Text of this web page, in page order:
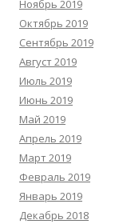
Ноябрь 2019
Октябрь 2019
Сентябрь 2019
Август 2019
Июль 2019
Июнь 2019
Май 2019
Апрель 2019
Март 2019
Февраль 2019
Январь 2019
Декабрь 2018